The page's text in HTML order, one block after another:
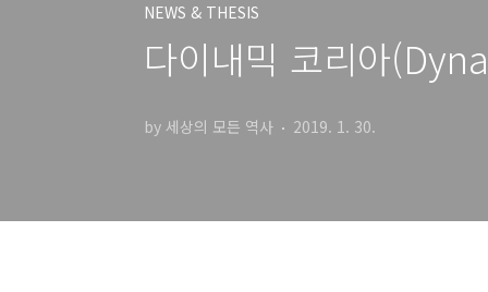
NEWS & THESIS
다이내믹 코리아
by 세상의 모든 역사 2019. 1. 30.